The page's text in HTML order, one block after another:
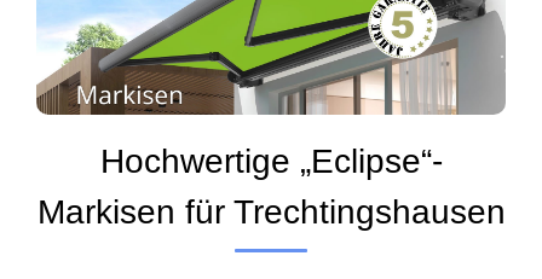
Hochwertige „Eclipse“-
Markisen für Trechtingshausen